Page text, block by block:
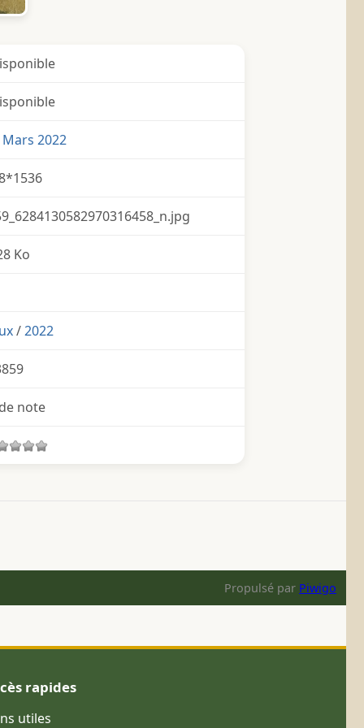
Mars 2022
Ko
/2022
note
Propulsé par Piwigo
rapides
utiles